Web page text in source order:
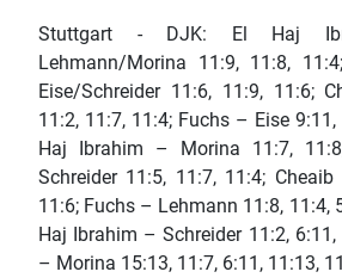
Stuttgart - DJK: El Haj
Lehmann/Morina 11:9, 11:8,
Eise/Schreider 11:6, 11:9, 11:6;
11:2, 11:7, 11:4; Fuchs – Eise 9:11,
Haj Ibrahim – Morina 11:7,
Schreider 11:5, 11:7, 11:4;
11:6; Fuchs – Lehmann 11:8, 11:4,
Haj Ibrahim – Schreider 11:2, 6:11,
– Morina 15:13, 11:7, 6:11, 11:13,